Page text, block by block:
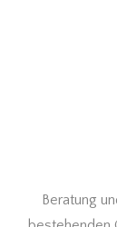
Beratung